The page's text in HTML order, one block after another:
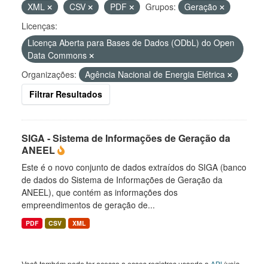
XML
CSV PDF Grupos:
Geração
Licenças:
Licença Aberta para Bases de Dados (ODbL) do Open
Data Commons
Organizações:
Agência Nacional de Energia Elétrica
Filtrar Resultados
SIGA - Sistema de Informações de Geração da
ANEEL
Este é o novo conjunto de dados extraídos do SIGA (banco
de dados do Sistema de Informações de Geração da
ANEEL), que contém as informações dos
empreendimentos de geração de...
PDF CSV XML